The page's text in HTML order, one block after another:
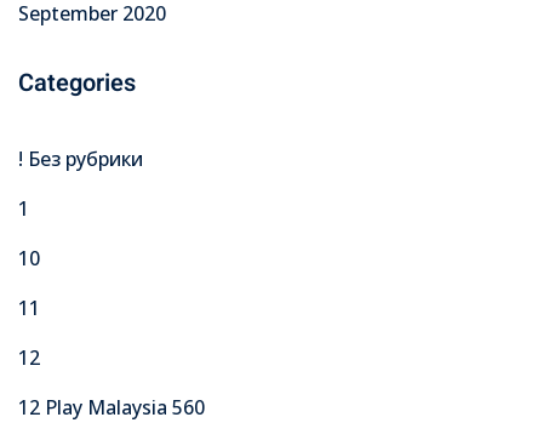
September 2020
Categories
! Без рубрики
1
10
11
12
12 Play Malaysia 560